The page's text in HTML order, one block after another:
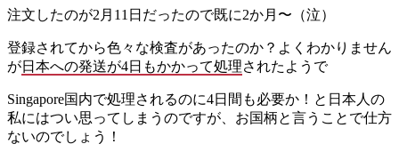
注文したのが2月11日だったので既に2か月〜（泣）
登録されてから色々な検査があったのか？よくわかりません
が日本への発送が4日もかかって処理されたようで
Singapore国内で処理されるのに4日間も必要か！と日本人の
私にはつい思ってしまうのですが、お国柄と言うことで仕方
ないのでしょう！